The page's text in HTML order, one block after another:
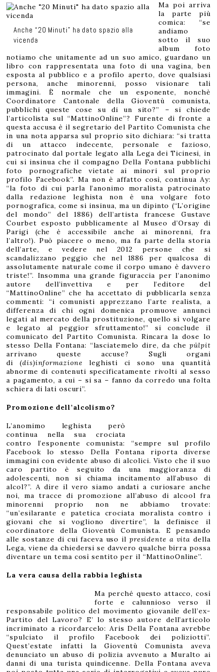
Anche “20 Minuti” ha dato spazio alla
vicenda
Ma poi arriva
la parte più
comica: “se
andiamo
sotto il suo
album foto
notiamo che unitamente ad un suo amico, guardano un
libro con rappresentata una foto di una vagina, ben
esposta al pubblico e a profilo aperto, dove qualsiasi
persona, anche minorenni, posso visionare tali
immagini. È normale che un esponente, nonchè
Coordinatore Cantonale della Gioventù comunista,
pubblichi queste cose su di un sito?” – si chiede
l’articolista sul “MattinoOnline”? Furente di fronte a
questa accusa è il segretario del Partito Comunista che
in una nota apparsa sul proprio sito dichiara: “si tratta
di un attacco indecente, personale e fazioso,
patrocinato dal portale legato alla Lega dei Ticinesi, in
cui si insinua che il compagno Della Fontana pubblichi
foto pornografiche vietate ai minori sul proprio
profilo Facebook”. Ma non è affatto così, continua Ay:
“la foto di cui parla l’anonimo moralista patrocinato
dalla redazione leghista non è una volgare foto
pornografica, come si insinua, ma un dipinto (“L’origine
del mondo” del 1886) dell’artista francese Gustave
Courbet esposto pubblicamente al Museo d’Orsay di
Parigi (che è accessibile anche ai minorenni, fra
l’altro!). Può piacere o meno, ma fa parte della storia
dell’arte, e vedere nel 2012 persone che si
scandalizzano peggio che nel 1886 per qualcosa di
assolutamente naturale come il corpo umano è davvero
triste!”. Insomma una grande figuraccia per l’anonimo
autore dell’invettiva e per l’editore del
“MattinoOnline” che ha accettato di pubblicarla senza
commenti: “i comunisti apprezzano l’arte realista, a
differenza di chi ogni domenica promuove annunci
legati al mercato della prostituzione, quello sì volgare
e legato al peggior sfruttamento!” si conclude il
comunicato del Partito Comunista. Rincara la dose lo
stesso Della Fontana: “lasciatemelo dire, da chepülpit
arrivano queste accuse? Sugli organi
di(dis)informazione leghisti ci sono una quantità
abnorme di contenuti specificatamente rivolti al sesso
a pagamento, a cui – si sa – fanno da corredo una folta
schiera di lati oscuri”.
Promozione dell’alcolismo?
L’anomimo leghista però
continua nella sua crociata
contro l’esponente comunista: “sempre sul profilo
Facebook lo stesso Della Fontana riporta diverse
immagini con evidente abuso di alcolici. Visto che il suo
caro partito è seguito da una maggioranza di
adolescenti, non si chiama incitamento all’abuso di
alcol?”. A dire il vero siamo andati a curiosare anche
noi, ma tracce di promozione all’abuso di alcool fra
minorenni proprio non ne abbiamo trovate:
“un’esilarante e patetica crociata moralista contro i
giovani che si vogliono divertire”, la definisce il
coordinatore della Gioventù Comunista. E pensando
alle sostanze di cui faceva uso il presidente a vita della
Lega, viene da chiedersi se davvero qualche birra possa
diventare un tema così sentito per il “MattinoOnline”.
La vera causa della rabbia leghista
Ma perché questo attacco, così
forte e calunnioso verso il
responsabile politico del movimento giovanile dell’ex-
Partito del Lavoro? E’ lo stesso autore dell’articolo
incriminato a ricordarcelo: Aris Della Fontana avrebbe
“spulciato il profilo Facebook dei poliziotti”.
Quest’estate infatti la Gioventù Comunista aveva
denunciato un abuso di polizia avvenuto a Muralto ai
danni di una turista quindicenne. Della Fontana aveva